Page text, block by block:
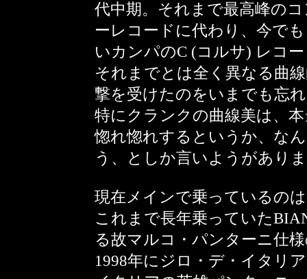
代中期。それまで最高峰の
ーレコードに代わり、今で
いカンパのC (コルサ) レコ
それまでとは全く異なる曲
撃を受けたのをいまでも忘
特にクランクの曲線美は、
惚れ惚れするというか、な
う、としか言いようがあり
現在メインで乗っているのは
これまで長年乗っていた
る故マルコ・パンターニ仕
1998年にジロ・デ・イタリ